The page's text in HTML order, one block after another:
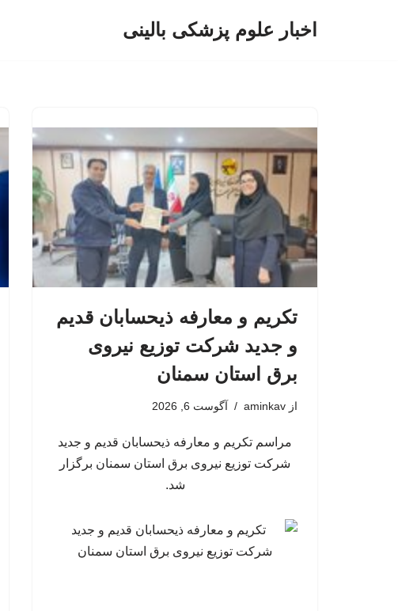
اخبار علوم پزشکی بالینی
تکریم و معارفه ذیحسابان قدیم
و جدید شرکت توزیع نیروی
برق استان سمنان
از aminkav آگوست 6, 2026
مراسم تکریم و معارفه ذیحسابان قدیم و جدید
شرکت توزیع نیروی برق استان سمنان برگزار
شد.